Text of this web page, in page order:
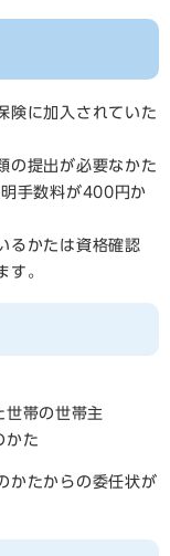
険に加入されていた
の提出が必要なかた
手数料が400円か
るかたは資格確認
す。
世帯の世帯主
かた
かたからの委任状が